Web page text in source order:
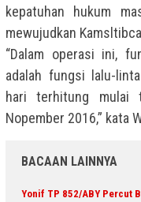
kepatuhan hukum
mewujudkan
“Dalam operasi ini,
adalah fungsi lalu-
hari terhitung mulai
Nopember 2016,” kata
BACAAN LAINNYA
Yonif TP 852/ABY Percut